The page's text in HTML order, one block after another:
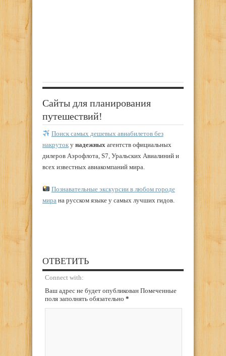
Сайты для планирования
путешествий!
Поиск самых дешевых авиабилетов без
накруток у надежных агентств официальных
дилеров Аэрофлота, S7, Уральских Авиалиний и
всех известных авиакомпаний мира.
Познавательные экскурсии в любом городе
мира на русском языке у самых лучших гидов.
ОТВЕТИТЬ
Connect with:
Ваш адрес не будет опубликован Помеченные
поля заполнять обязательно *